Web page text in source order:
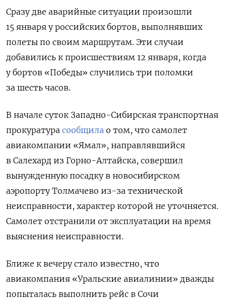
Сразу две аварийные ситуации произошли
15 января у российских бортов, выполнявших
полеты по своим маршрутам. Эти случаи
добавились к происшествиям 12 января, когда
у бортов «Победы» случились три поломки
за шесть часов.
В начале суток Западно-Сибирская транспортная
прокуратура сообщила о том, что самолет
авиакомпании «Ямал», направлявшийся
в Салехард из Горно-Алтайска, совершил
вынужденную посадку в новосибирском
аэропорту Толмачево из-за технической
неисправности, характер которой не уточняется.
Самолет отстранили от эксплуатации на время
выяснения неисправности.
Ближе к вечеру стало известно, что
авиакомпания «Уральские авиалинии» дважды
попыталась выполнить рейс в Сочи